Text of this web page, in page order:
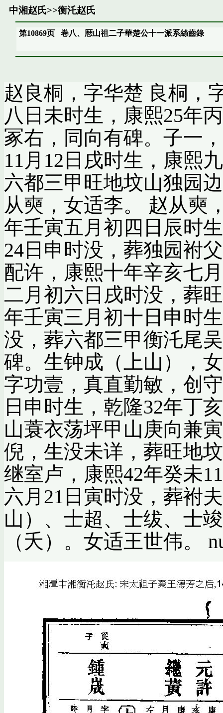
中湘赵氏>>衡汑赵氏
第10869页卷八、厯山祖二子華楚公十一派系絲齒錄
赵良桐，字华楚 良桐，
八日未时生，康熙25年
冢右，同向有碑。子一
11月12日戌时生，康熙
六都三甲旺地坟山独园
从奭，女适李。 赵从奭
年壬寅五月初四日辰时
24日申时没，葬独园袝
配许，康熙十年辛亥七
二月初六日戌时没，葬
年壬寅三月初十日申时
没，葬六都三甲衡汑尾
碑。生钟成（上山），
字功壹，真直勤敏，创
日申时生，乾隆32年丁
山蓑衣荡坪甲山庚向兼
倪，生没未详，葬旺地
继室卢，康熙42年癸未
六月21日寅时没，葬袝
山）、士超、士绂、士
（夭）。女适王世伟。